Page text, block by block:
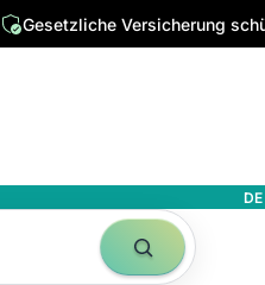
Gesetzliche Versicherung
DE